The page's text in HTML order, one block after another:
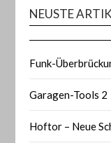
NEUSTE
Funk-
Garagen-Tools 2
Hoftor – Neue